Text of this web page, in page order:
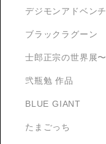
デジモンアドベン
ブラックラグーン
士郎正宗の世界展
弐瓶勉 作品
BLUE GIANT
たまごっち